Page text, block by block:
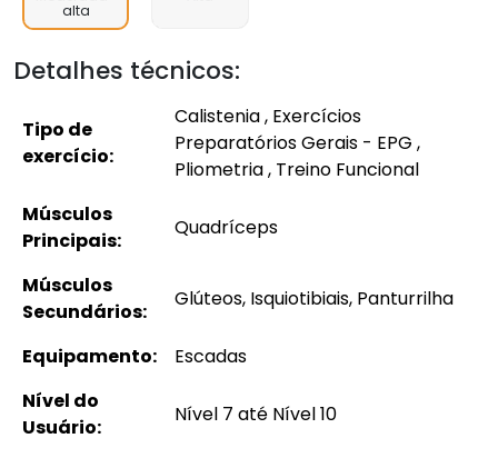
alta
Detalhes técnicos:
Tipo de
exercício:
Calistenia , Exercícios
Preparatórios Gerais - EPG ,
Pliometria , Treino Funcional
Músculos
Principais:
Quadríceps
Músculos
Secundários:
Glúteos, Isquiotibiais, Panturrilha
Equipamento:
Escadas
Nível do
Usuário:
Nível 7 até Nível 10